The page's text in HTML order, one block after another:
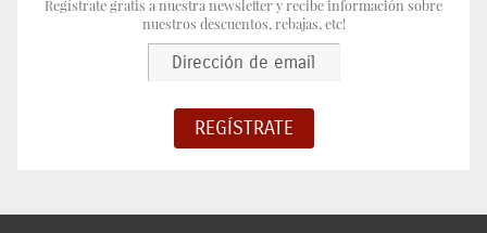
Regístrate gratis a nuestra newsletter y recibe información sobre
nuestros descuentos, rebajas, etc!